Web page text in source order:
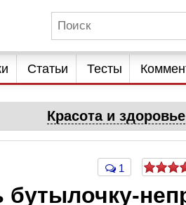
Статьи Тесты
Красота и здоровье
1
бутылочку-